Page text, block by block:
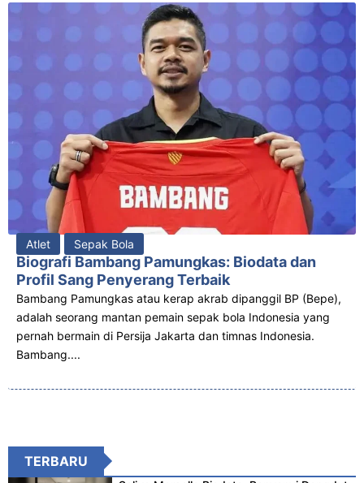
Atlet Sepak Bola
Biografi Bambang Pamungkas: Biodata dan
Profil Sang Penyerang Terbaik
Bambang Pamungkas atau kerap akrab dipanggil BP (Bepe),
adalah seorang mantan pemain sepak bola Indonesia yang
pernah bermain di Persija Jakarta dan timnas Indonesia.
Bambang....
TERBARU